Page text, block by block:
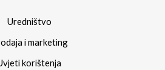
Uredništvo
i marketing
korištenja